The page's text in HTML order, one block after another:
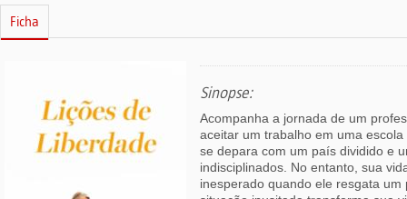
Ficha
Sinopse:
Acompanha a jornada de um
aceitar um trabalho em uma
se depara com um país dividido e
indisciplinados. No entanto, sua
inesperado quando ele resgata um